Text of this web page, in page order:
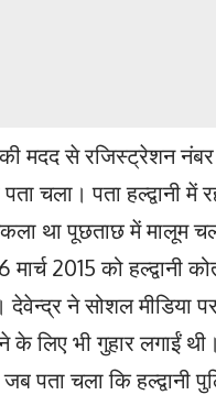
की मदद से रजिस्ट्रेशन
चला। पता हल्द्वानी में
था पूछताछ में मालूम
2015 को हल्द्वानी
देवेन्द्र ने सोशल मीडिया
के लिए भी गुहार लगाईं थी।
पता चला कि हल्द्वानी